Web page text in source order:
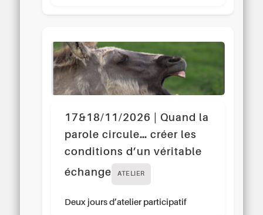
17&18/11/2026 | Quand la
parole circule… créer les
conditions d’un véritable
échange
ATELIER
Deux jours d’atelier participatif